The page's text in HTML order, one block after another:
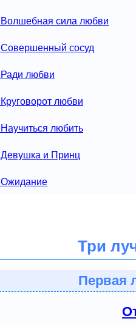
Волшебная сила любви
Совершенный сосуд
Ради любви
Круговорот любви
Научиться любить
Девушка и Принц
Ожидание
Три
Первая